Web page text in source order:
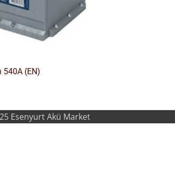
540A (EN)
Esenyurt Akü Market